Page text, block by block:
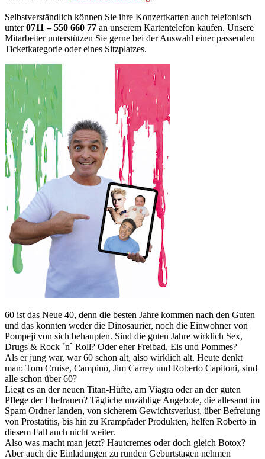
Selbstverständlich können Sie ihre Konzertkarten auch telefonisch
unter0711 – 550 660 77 an unserem Kartentelefon kaufen. Unsere
Mitarbeiter unterstützen Sie gerne bei der Auswahl einer passenden
Ticketkategorie oder eines Sitzplatzes.
60 ist das Neue 40, denn die besten Jahre kommen nach den Guten
und das konnten weder die Dinosaurier, noch die Einwohner von
Pompeji von sich behaupten. Sind die guten Jahre wirklich Sex,
Drugs & Rock ´n` Roll? Oder eher Freibad, Eis und Pommes?
Als er jung war, war 60 schon alt, also wirklich alt. Heute denkt
man: Tom Cruise, Campino, Jim Carrey und Roberto Capitoni, sind
alle schon über 60?
Liegt es an der neuen Titan-Hüfte, am Viagra oder an der guten
Pflege der Ehefrauen? Tägliche unzählige Angebote, die allesamt im
Spam Ordner landen, von sicherem Gewichtsverlust, über Befreiung
von Prostatitis, bis hin zu Krampfader Produkten, helfen Roberto in
diesem Fall auch nicht weiter.
Also was macht man jetzt? Hautcremes oder doch gleich Botox?
Aber auch die Einladungen zu runden Geburtstagen nehmen